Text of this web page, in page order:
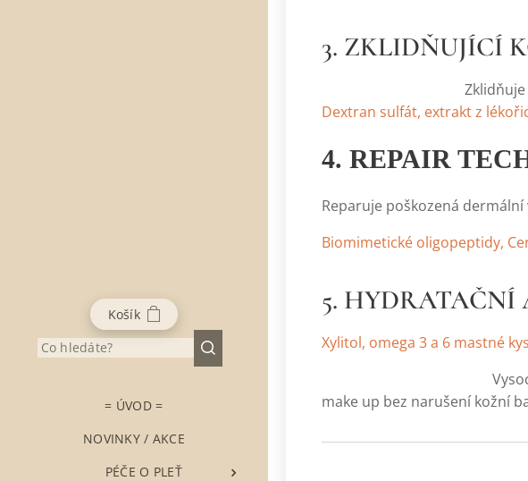
Košík
= ÚVOD =
NOVINKY / AKCE
▶ PÉČE O PLEŤ
3. ZKLIDŇUJÍCÍ
Zklidňuje pleť a
Dextran sulfát, extrakt z
4. REPAIR
Reparuje poškozená
Biomimetické oligopeptidy,
5. HYDRATAČNÍ
Xylitol, omega 3 a 6 mastné
Vysoce tolerovatelná
make up bez narušení kožní